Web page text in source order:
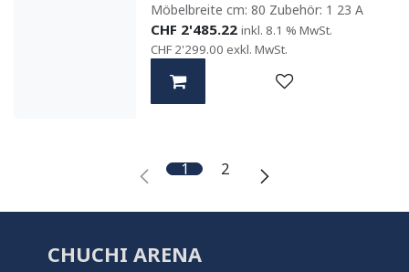
Möbelbreite cm: 80 Zubehör: 1 23 A
CHF 2'485.22 inkl. 8.1 % MwSt.
CHF 2'299.00 exkl. MwSt.
1 2
CHUCHI ARENA